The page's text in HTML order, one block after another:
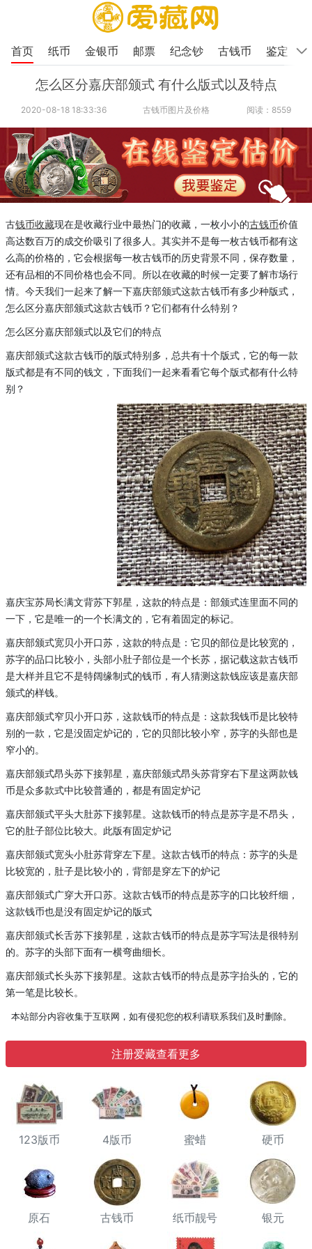
首页 纸币 金银币 邮票 纪念钞 古钱币 鉴定
怎么区分嘉庆部颁式 有什么版式以及特点
2020-08-18 18:33:36 古钱币图片及价格 阅读：8559
古钱币收藏现在是收藏行业中最热门的收藏，一枚小小的古钱币价值
高达数百万的成交价吸引了很多人。其实并不是每一枚古钱币都有这
么高的价格的，它会根据每一枚古钱币的历史背景不同，保存数量，
还有品相的不同价格也会不同。所以在收藏的时候一定要了解市场行
情。今天我们一起来了解一下嘉庆部颁式这款古钱币有多少种版式，
怎么区分嘉庆部颁式这款古钱币？它们都有什么特别？
怎么区分嘉庆部颁式以及它们的特点
嘉庆部颁式这款古钱币的版式特别多，总共有十个版式，它的每一款
版式都是有不同的钱文，下面我们一起来看看它每个版式都有什么特
别？
嘉庆宝苏局长满文背苏下郭星，这款的特点是：部颁式连里面不同的
一下，它是唯一的一个长满文的，它有着固定的标记。
嘉庆部颁式宽贝小开口苏，这款的特点是：它贝的部位是比较宽的，
苏字的品口比较小，头部小肚子部位是一个长苏，据记载这款古钱币
是大样并且它不是特阔缘制式的钱币，有人猜测这款钱应该是嘉庆部
颁式的样钱。
嘉庆部颁式窄贝小开口苏，这款钱币的特点是：这款我钱币是比较特
别的一款，它是没固定炉记的，它的贝部比较小窄，苏字的头部也是
窄小的。
嘉庆部颁式昂头苏下接郭星，嘉庆部颁式昂头苏背穿右下星这两款钱
币是众多款式中比较普通的，都是有固定炉记
嘉庆部颁式平头大肚苏下接郭星。这款钱币的特点是苏字是不昂头，
它的肚子部位比较大。此版有固定炉记
嘉庆部颁式宽头小肚苏背穿左下星。这款古钱币的特点：苏字的头是
比较宽的，肚子是比较小的，背部是穿左下的炉记
嘉庆部颁式广穿大开口苏。这款古钱币的特点是苏字的口比较纤细，
这款钱币也是没有固定炉记的版式
嘉庆部颁式长舌苏下接郭星，这款古钱币的特点是苏字写法是很特别
的。苏字的头部下面有一横弯曲细长。
嘉庆部颁式长头苏下接郭星。这款古钱币的特点是苏字抬头的，它的
第一笔是比较长。
本站部分内容收集于互联网，如有侵犯您的权利请联系我们及时删除。
注册爱藏查看更多
123版币 4版币 蜜蜡 硬币
原石 古钱币 纸币靓号 银元